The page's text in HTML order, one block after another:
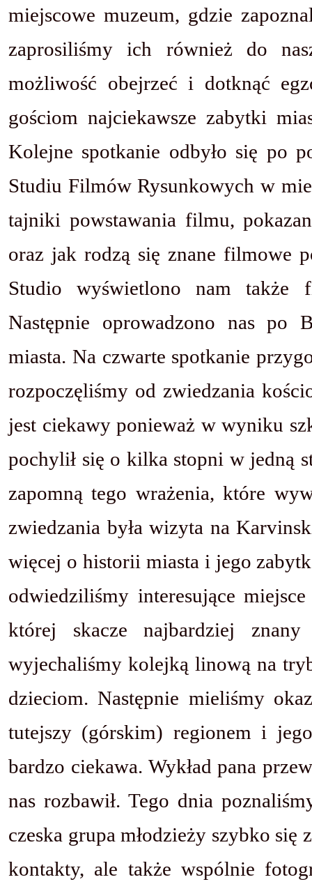
miejscowe muzeum, gdzie
zaprosiliśmy ich również do
możliwość obejrzeć i dotknąć
gościom najciekawsze zabytki
Kolejne spotkanie odbyło się po
Studiu Filmów Rysunkowych w
tajniki powstawania filmu,
oraz jak rodzą się znane filmowe
Studio wyświetlono nam także
Następnie oprowadzono nas po
miasta. Na czwarte spotkanie
rozpoczęliśmy od zwiedzania
jest ciekawy ponieważ w wyniku
pochylił się o kilka stopni w jedną
zapomną tego wrażenia, które
zwiedzania była wizyta na
więcej o historii miasta i jego
odwiedziliśmy interesujące
której skacze najbardziej
wyjechaliśmy kolejką linową na
dzieciom. Następnie mieliśmy
tutejszy (górskim) regionem i
bardzo ciekawa. Wykład pana
nas rozbawił. Tego dnia
czeska grupa młodzieży szybko
kontakty, ale także wspólnie